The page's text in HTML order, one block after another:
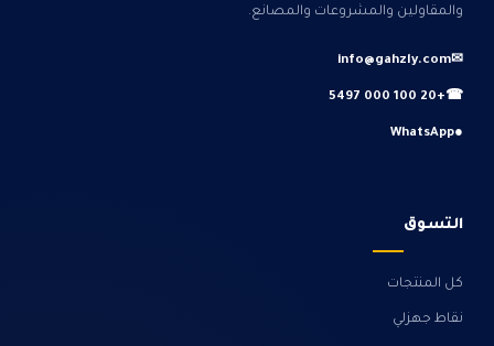
والمقاولين والمشروعات والمصانع.
✉
info@gahzly.com
☎
+20 100 000 5497
●
WhatsApp
التسوق
كل المنتجات
نقاط جهزلي